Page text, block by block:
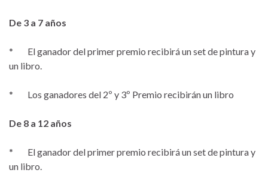
De 3 a 7 años
* El ganador del primer premio recibirá un set de pintura y
un libro.
* Los ganadores del 2º y 3º Premio recibirán un libro
De 8 a 12 años
* El ganador del primer premio recibirá un set de pintura y
un libro.